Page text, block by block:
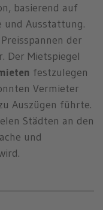
basierend auf
und Ausstattung.
der
Der Mietspiegel
festzulegen
Vermieter
Auszügen führte.
Städten an den
und